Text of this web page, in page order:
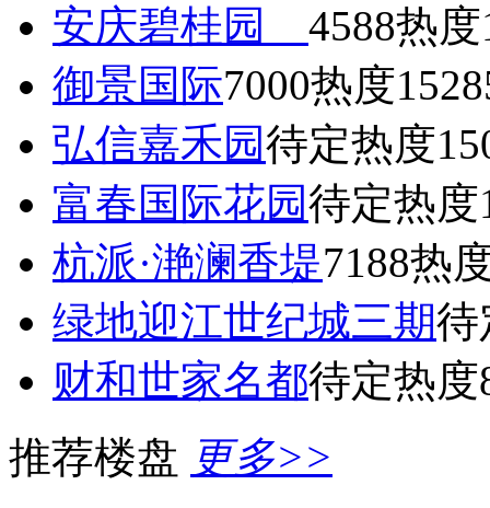
安庆碧桂园 4588热度
御景国际7000热度
弘信嘉禾园待定热度
富春国际花园待定热度
杭派·滟澜香堤7188热
绿地迎江世纪城三期待
财和世家名都待定热度
推荐楼盘 更多>>